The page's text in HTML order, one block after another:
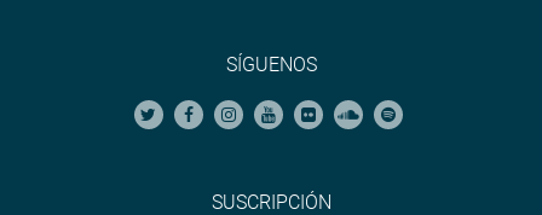
SÍGUENOS
SUSCRIPCIÓN